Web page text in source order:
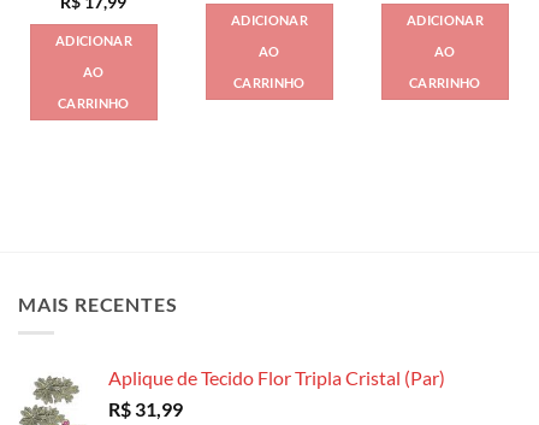
ADICIONAR
AO
CARRINHO
ADICIONAR
AO
CARRINHO
ADICIONAR
AO
CARRINHO
MAIS RECENTES
Aplique de Tecido Flor Tripla Cristal (Par)
R$ 31,99